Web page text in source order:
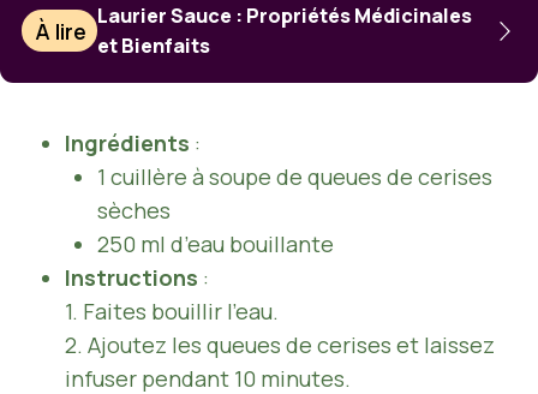
À lire
Laurier Sauce : Propriétés Médicinales
et Bienfaits
Ingrédients :
1 cuillère à soupe de queues de cerises
sèches
250 ml d’eau bouillante
Instructions :
1. Faites bouillir l’eau.
2. Ajoutez les queues de cerises et laissez
infuser pendant 10 minutes.